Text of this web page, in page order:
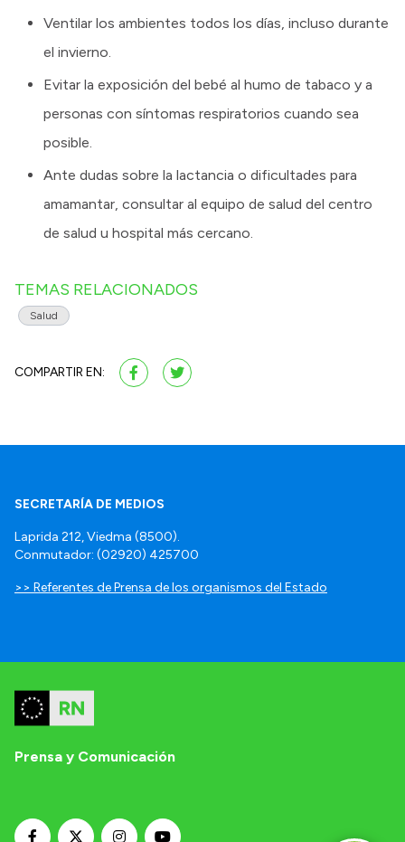
Ventilar los ambientes todos los días, incluso durante
el invierno.
Evitar la exposición del bebé al humo de tabaco y a
personas con síntomas respiratorios cuando sea
posible.
Ante dudas sobre la lactancia o dificultades para
amamantar, consultar al equipo de salud del centro
de salud u hospital más cercano.
TEMAS RELACIONADOS
Salud
COMPARTIR EN:
SECRETARÍA DE MEDIOS
Laprida 212, Viedma (8500).
Conmutador: (02920) 425700
>> Referentes de Prensa de los organismos del Estado
Prensa y Comunicación